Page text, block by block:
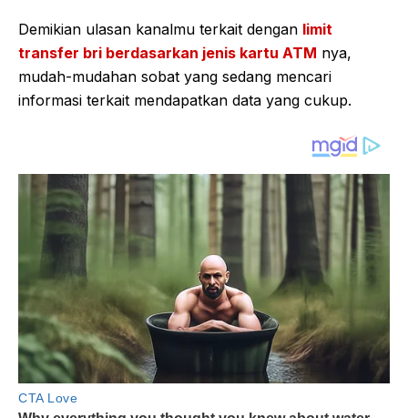
Demikian ulasan kanalmu terkait dengan limit
transfer bri berdasarkan jenis kartu ATM nya,
mudah-mudahan sobat yang sedang mencari
informasi terkait mendapatkan data yang cukup.